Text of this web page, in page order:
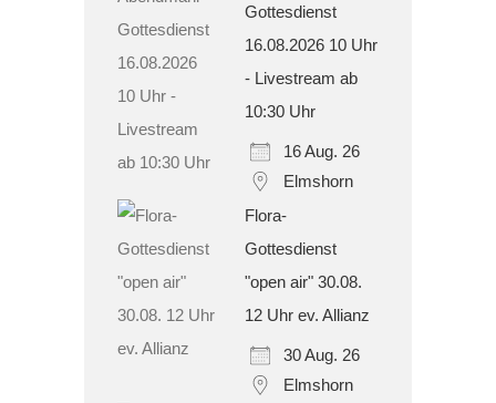
Gottesdienst
16.08.2026 10 Uhr
- Livestream ab
10:30 Uhr
16 Aug. 26
Elmshorn
Flora-
Gottesdienst
"open air" 30.08.
12 Uhr ev. Allianz
30 Aug. 26
Elmshorn